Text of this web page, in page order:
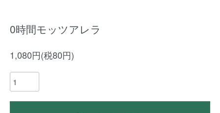
0時間モッツアレラ
1,080円(税80円)